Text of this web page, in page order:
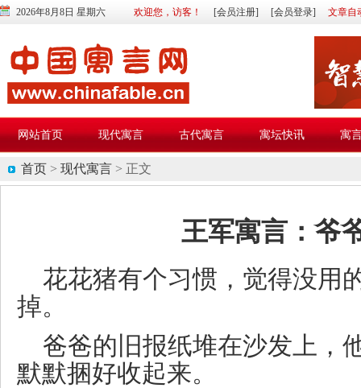
2026年8月8日 星期六 欢迎您，访客！ [会员注册] [会员登录] 文章自
网站首页 现代寓言 古代寓言 寓坛快讯 寓
首页 > 现代寓言 > 正文
王军寓言：爷
花花猪有个习惯，觉得没用
掉。
爸爸的旧报纸堆在沙发上，
默默捆好收起来。